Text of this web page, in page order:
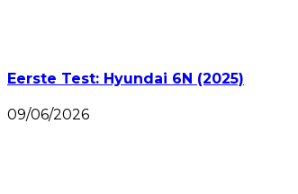
Eerste Test: Hyundai 6N (2025)
09/06/2026